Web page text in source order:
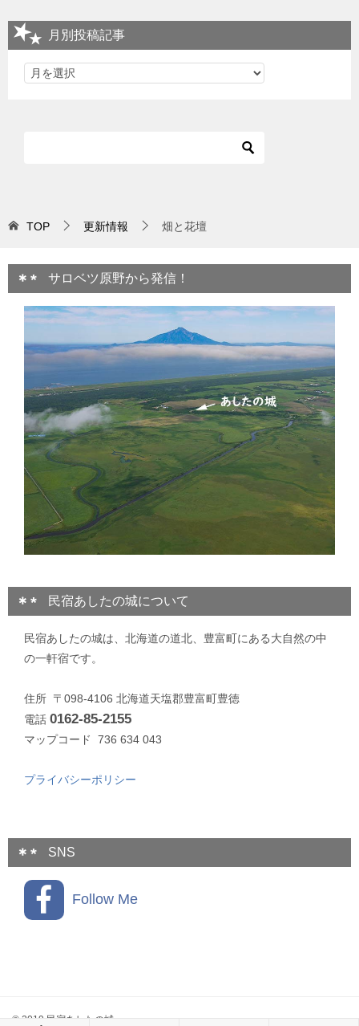
月別投稿記事
TOP 更新情報 畑と花壇
サロベツ原野から発信！
民宿あしたの城について
民宿あしたの城は、北海道の道北、豊富町にある大自然の中
の一軒宿です。
住所 〒098-4106 北海道天塩郡豊富町豊徳
電話 0162-85-2155
マップコード 736 634 043
プライバシーポリシー
SNS
Follow Me
© 2019 民宿あしたの城